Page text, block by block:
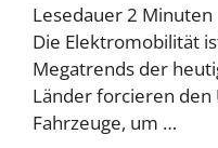
Lesedauer 2 Minuten
Die Elektromobilität
Megatrends der
Länder forcieren
Fahrzeuge, um …